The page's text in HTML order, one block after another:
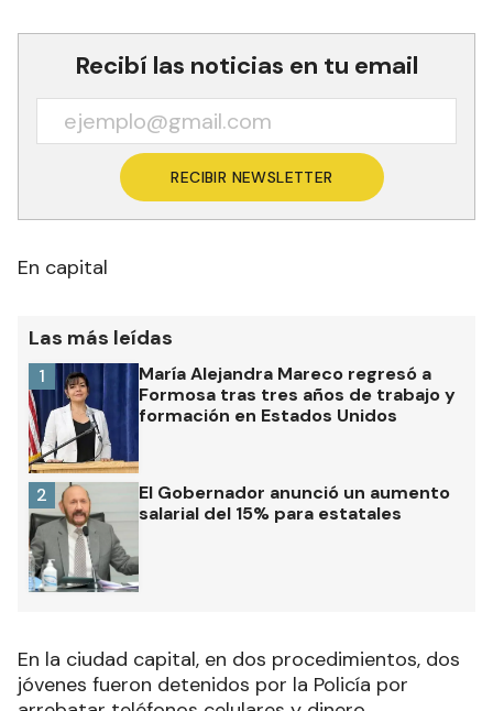
Recibí las noticias en tu email
RECIBIR NEWSLETTER
En capital
Las más leídas
María Alejandra Mareco regresó a
Formosa tras tres años de trabajo y
formación en Estados Unidos
1
El Gobernador anunció un aumento
salarial del 15% para estatales
2
En la ciudad capital, en dos procedimientos, dos
jóvenes fueron detenidos por la Policía por